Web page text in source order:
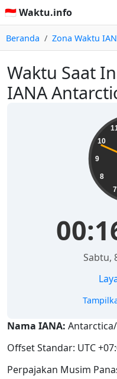
🇮🇩 Waktu.info
Beranda Zona Waktu
Waktu Saat
IANA
7
8
9
10
Sabtu,
Nama IANA:
Offset Standar: UTC
Perpajakan Musim